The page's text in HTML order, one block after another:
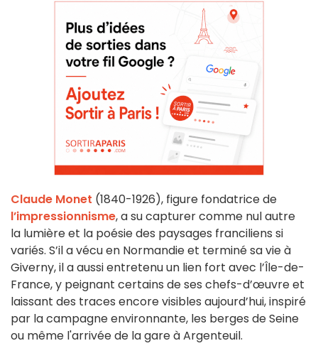
Claude Monet (1840-1926), figure fondatrice de
l’impressionnisme, a su capturer comme nul autre
la lumière et la poésie des paysages franciliens si
variés. S’il a vécu en Normandie et terminé sa vie à
Giverny, il a aussi entretenu un lien fort avec l’Île-de-
France, y peignant certains de ses chefs-d’œuvre et
laissant des traces encore visibles aujourd’hui, inspiré
par la campagne environnante, les berges de Seine
ou même l'arrivée de la gare à Argenteuil.